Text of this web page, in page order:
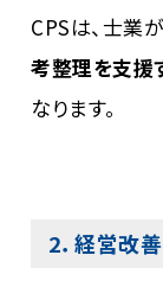
CPSは、士業
考整理を支援
なります。
2．経営改